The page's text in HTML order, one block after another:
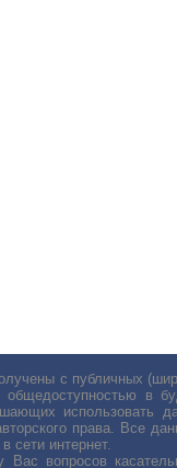
с публичных
в
использовать
права. Все
сети интернет.
Вас вопросов